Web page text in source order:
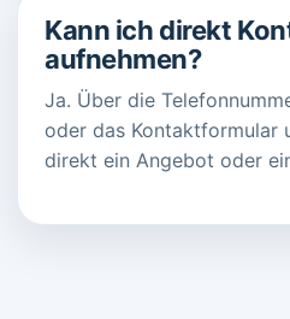
Kann ich direkt
aufnehmen?
Ja. Über die
oder das Kontaktformular
direkt ein Angebot oder